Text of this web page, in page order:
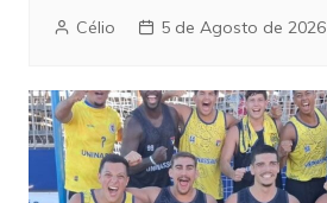
Célio 5 de Agosto de 2026